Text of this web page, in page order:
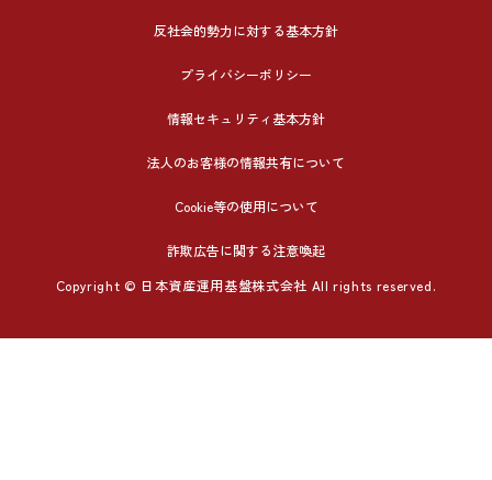
反社会的勢力に対する基本方針
プライバシーポリシー
情報セキュリティ基本方針
法人のお客様の情報共有について
Cookie等の使用について
詐欺広告に関する注意喚起
Copyright © 日本資産運用基盤株式会社 All rights reserved.